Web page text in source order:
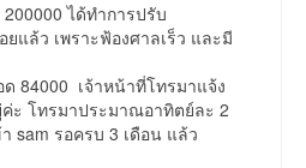
ได้ทำการปรับ
ยแล้ว เพราะฟ้องศาลเร็ว และมี
84000 เจ้าหน้าที่โทรมาแจ้ง
ค่ะ โทรมาประมาณอาทิตย์ละ 2
sam รอครบ 3 เดือน แล้ว